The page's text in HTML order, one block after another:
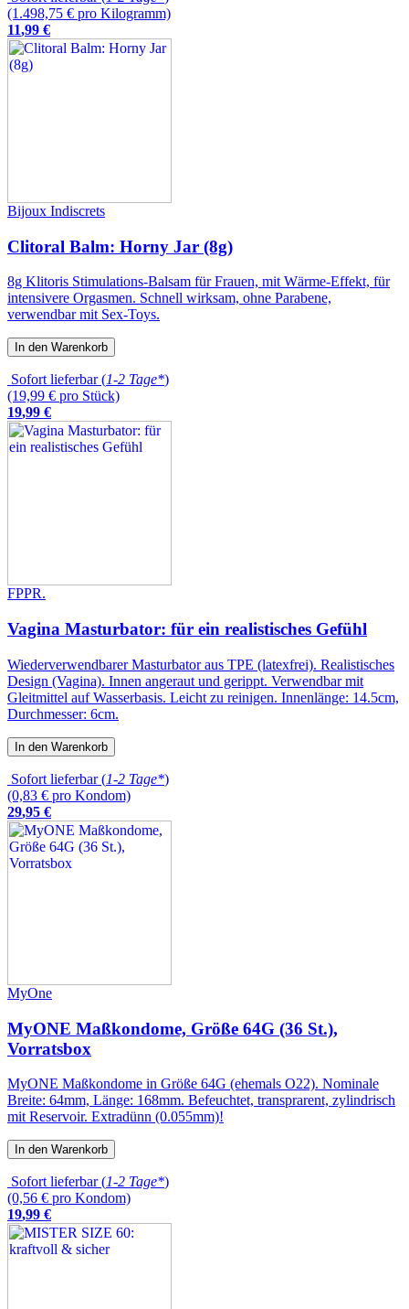
(1.498,75 € pro Kilogramm)
11,99 €
Bijoux Indiscrets
Clitoral Balm: Horny Jar (8g)
8g Klitoris Stimulations-Balsam für Frauen, mit Wärme-Effekt, für
intensivere Orgasmen. Schnell wirksam, ohne Parabene,
verwendbar mit Sex-Toys.
In den Warenkorb
Sofort lieferbar (1-2 Tage*)
(19,99 € pro Stück)
19,99 €
FPPR.
Vagina Masturbator: für ein realistisches Gefühl
Wiederverwendbarer Masturbator aus TPE (latexfrei). Realistisches
Design (Vagina). Innen angeraut und gerippt. Verwendbar mit
Gleitmittel auf Wasserbasis. Leicht zu reinigen. Innenlänge: 14.5cm,
Durchmesser: 6cm.
In den Warenkorb
Sofort lieferbar (1-2 Tage*)
(0,83 € pro Kondom)
29,95 €
MyOne
MyONE Maßkondome, Größe 64G (36 St.),
Vorratsbox
MyONE Maßkondome in Größe 64G (ehemals O22). Nominale
Breite: 64mm, Länge: 168mm. Befeuchtet, transprarent, zylindrisch
mit Reservoir. Extradünn (0.055mm)!
In den Warenkorb
Sofort lieferbar (1-2 Tage*)
(0,56 € pro Kondom)
19,99 €